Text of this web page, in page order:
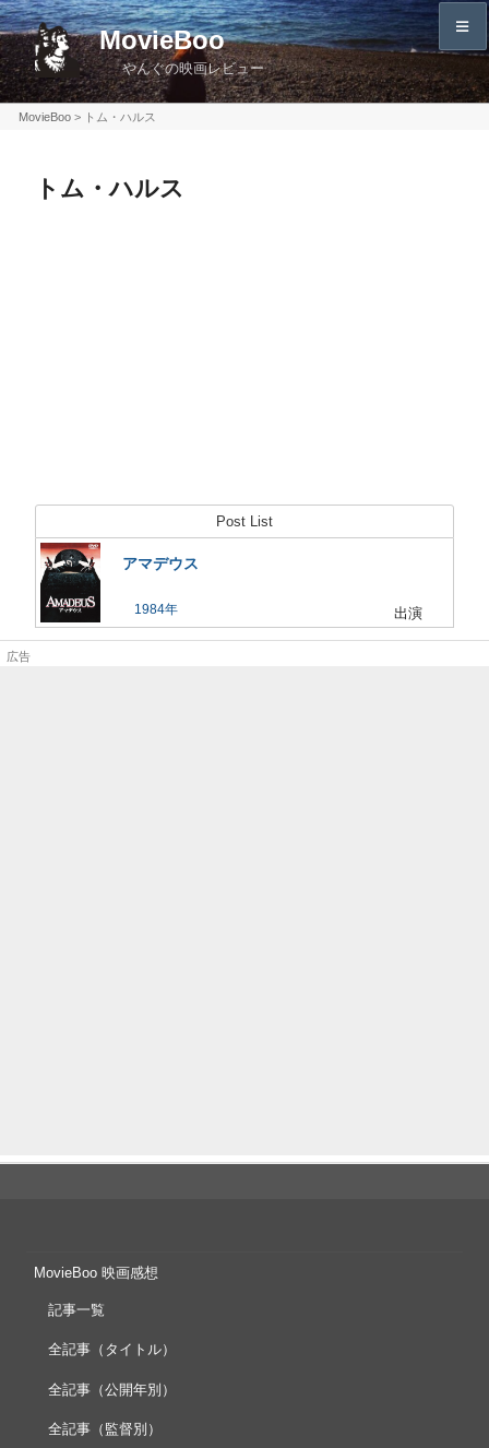
コ
ン
テ
ン
MovieBoo
やんぐの映画レビュー
MovieBoo> トム・ハルス
トム・ハルス
Post List
アマデウス
1984 出演
MovieBoo 映画感想
記事一覧
全記事（タイトル）
全記事（公開年別）
全記事（監督別）